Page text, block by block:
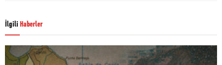
İlgili Haberler